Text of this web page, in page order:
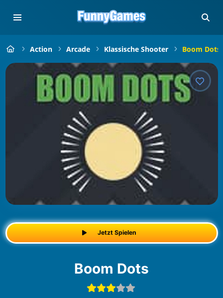
Action Arcade Klassische Shooter Boom Dots
Jetzt Spielen
Boom Dots